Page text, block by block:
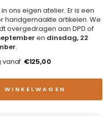
ons eigen atelier. Er is een
handgemaakte artikelen. We
overgedragen aan DPD of
en dinsdag, 22
.
vanaf €125,00